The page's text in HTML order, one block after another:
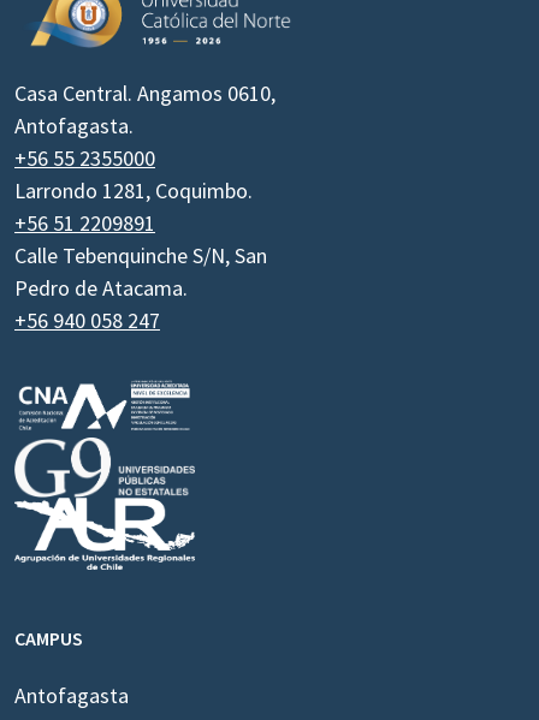
Casa Central. Angamos 0610,
Antofagasta.
+56 55 2355000
Larrondo 1281, Coquimbo.
+56 51 2209891
Calle Tebenquinche S/N, San
Pedro de Atacama.
+56 940 058 247
CAMPUS
Antofagasta